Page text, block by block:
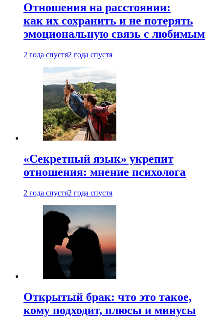
Отношения на расстоянии:
как их сохранить и не потерять
эмоциональную связь с любимым
2 года спустя2 года спустя
«Секретный язык» укрепит
отношения: мнение психолога
2 года спустя2 года спустя
Открытый брак: что это такое,
кому подходит, плюсы и минусы